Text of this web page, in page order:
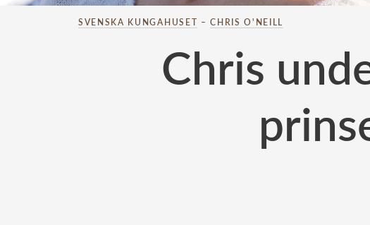
SVENSKA KUNGAHUSET –CHRIS O'NEILL
Chris